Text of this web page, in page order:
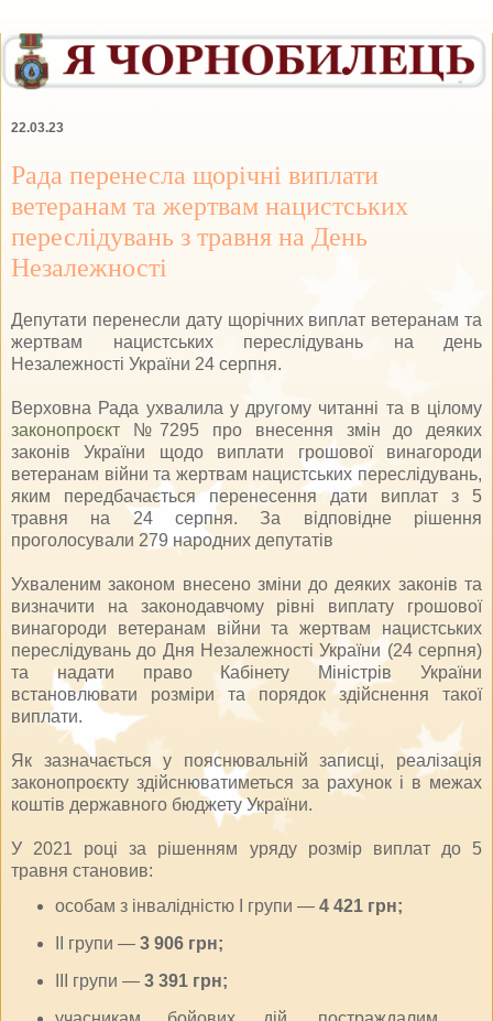
22.03.23
Рада перенесла щорічні виплати
ветеранам та жертвам нацистських
переслідувань з травня на День
Незалежності
Депутати перенесли дату щорічних виплат ветеранам та
жертвам нацистських переслідувань на день
Незалежності України 24 серпня.
Верховна Рада ухвалила у другому читанні та в цілому
законопроєкт №7295 про внесення змін до деяких
законів України щодо виплати грошової винагороди
ветеранам війни та жертвам нацистських переслідувань,
яким передбачається перенесення дати виплат з 5
травня на 24 серпня. За відповідне рішення
проголосували 279 народних депутатів
Ухваленим законом внесено зміни до деяких законів та
визначити на законодавчому рівні виплату грошової
винагороди ветеранам війни та жертвам нацистських
переслідувань до Дня Незалежності України (24 серпня)
та надати право Кабінету Міністрів України
встановлювати розміри та порядок здійснення такої
виплати.
Як зазначається у пояснювальній записці, реалізація
законопроєкту здійснюватиметься за рахунок і в межах
коштів державного бюджету України.
У 2021 році за рішенням уряду розмір виплат до 5
травня становив:
особам з інвалідністю I групи —4 421 грн;
II групи — 3 906 грн;
III групи —3 391 грн;